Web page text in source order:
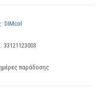
DIMcol
33121123003
παράδοσης